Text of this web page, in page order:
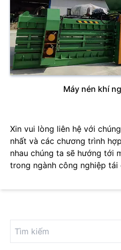
Máy nén khí
Xin vui lòng liên hệ với
nhất và các chương trình
nhau chúng ta sẽ hướng tới
trong ngành công nghiệp tái